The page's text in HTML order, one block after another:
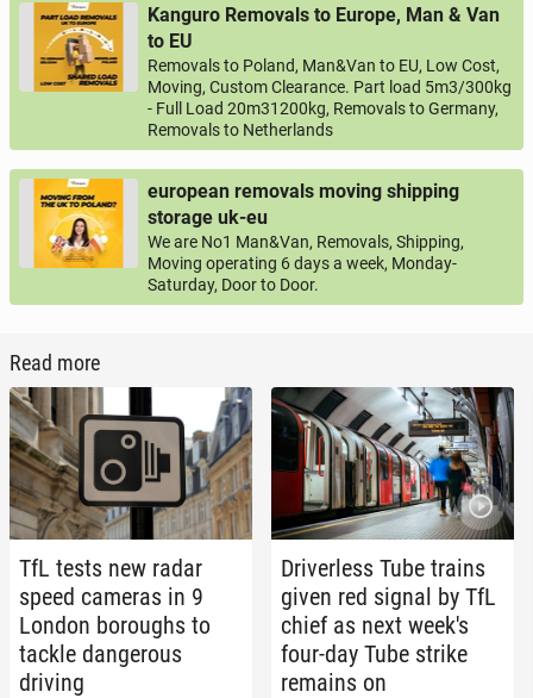
Kanguro Removals to Europe, Man & Van
to EU
Removals to Poland, Man&Van to EU, Low Cost,
Moving, Custom Clearance. Part load 5m3/300kg
- Full Load 20m31200kg, Removals to Germany,
Removals to Netherlands
european removals moving shipping
storage uk-eu
We are No1 Man&Van, Removals, Shipping,
Moving operating 6 days a week, Monday-
Saturday, Door to Door.
Read more
TfL tests new radar
speed cameras in 9
London bor­oughs to
tackle dan­ger­ous
driving
Dri­ver­less Tube trains
given red signal by TfL
chief as next week's
four-day Tube strike
remains on